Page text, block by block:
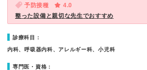
予防接種
4.0
整った設備と親切な先生でおすすめ
診療科目：
内科、呼吸器内科、アレルギー科、小児科
専門医・資格：